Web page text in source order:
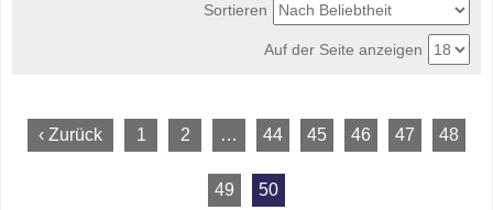
Sortieren
Auf der Seite anzeigen
‹ Zurück 1 2 … 44 45 46 47 48
49 50